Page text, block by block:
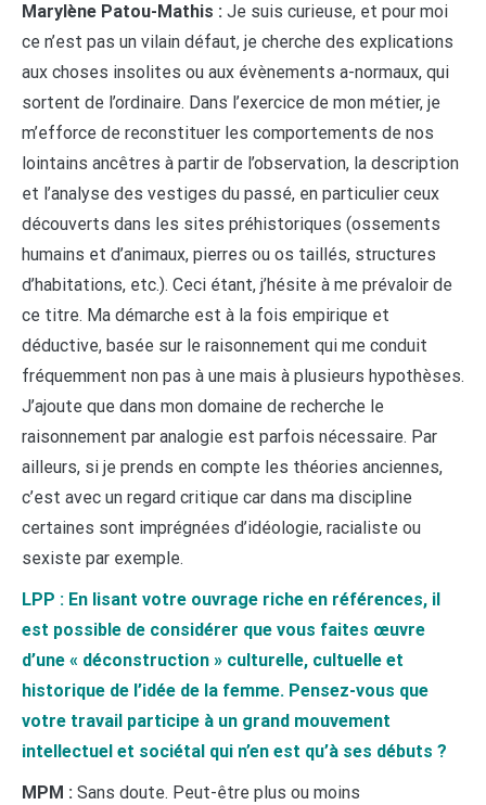
Marylène Patou-Mathis : Je suis curieuse, et pour moi
ce n’est pas un vilain défaut, je cherche des explications
aux choses insolites ou aux évènements a-normaux, qui
sortent de l’ordinaire. Dans l’exercice de mon métier, je
m’efforce de reconstituer les comportements de nos
lointains ancêtres à partir de l’observation, la description
et l’analyse des vestiges du passé, en particulier ceux
découverts dans les sites préhistoriques (ossements
humains et d’animaux, pierres ou os taillés, structures
d’habitations, etc.). Ceci étant, j’hésite à me prévaloir de
ce titre. Ma démarche est à la fois empirique et
déductive, basée sur le raisonnement qui me conduit
fréquemment non pas à une mais à plusieurs hypothèses.
J’ajoute que dans mon domaine de recherche le
raisonnement par analogie est parfois nécessaire. Par
ailleurs, si je prends en compte les théories anciennes,
c’est avec un regard critique car dans ma discipline
certaines sont imprégnées d’idéologie, racialiste ou
sexiste par exemple.
LPP : En lisant votre ouvrage riche en références, il
est possible de considérer que vous faites œuvre
d’une « déconstruction » culturelle, cultuelle et
historique de l’idée de la femme. Pensez-vous que
votre travail participe à un grand mouvement
intellectuel et sociétal qui n’en est qu’à ses débuts ?
MPM : Sans doute. Peut-être plus ou moins